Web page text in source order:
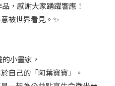
，感謝大家踴躍響應！
被世界看見。✨
小畫家，
自己的「阿葉寶寶」。